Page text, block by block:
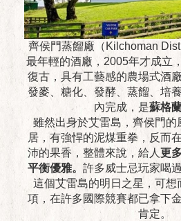
齊侯門蒸餾廠（Kilchoman
最年輕的酒廠，2005年才成立
復古，具有工藝感的農場式酒
發麥、糖化、發酵、蒸餾、培
內完成，是蘇格
雖然出身於艾雷島，齊侯門的
居，有強悍的泥煤重拳，反而
沛的果香，整體來說，給人 更
平衡優雅。 許多威士忌玩家喝
這個艾雷島的明日之星，可想
項，在許多國際競賽都已拿下
肯定。